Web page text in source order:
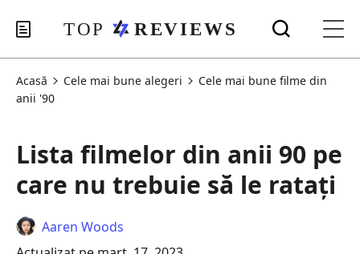
Acasă Cele mai bune alegeri
Cele mai bune filme din
anii '90
Lista filmelor din anii 90 pe
care nu trebuie să le ratați
Aaren Woods